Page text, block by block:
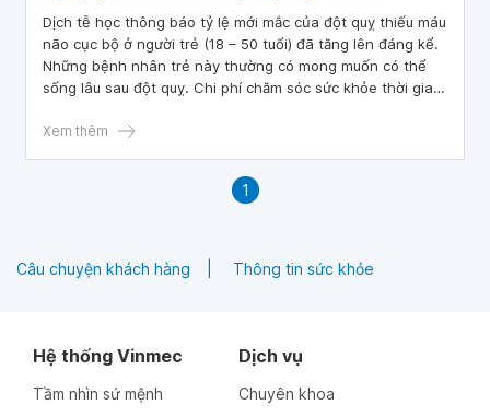
Dịch tễ học thông báo tỷ lệ mới mắc của đột quỵ thiếu máu
não cục bộ ở người trẻ (18 – 50 tuổi) đã tăng lên đáng kể.
Những bệnh nhân trẻ này thường có mong muốn có thể
sống lâu sau đột quỵ. Chi phí chăm sóc sức khỏe thời gian
thống chăm sóc sức khỏe.
Xem thêm
1
Câu chuyện khách hàng Thông tin sức khỏe
Hệ thống Vinmec
Tầm nhìn sứ mệnh
Dịch vụ
Chuyên khoa